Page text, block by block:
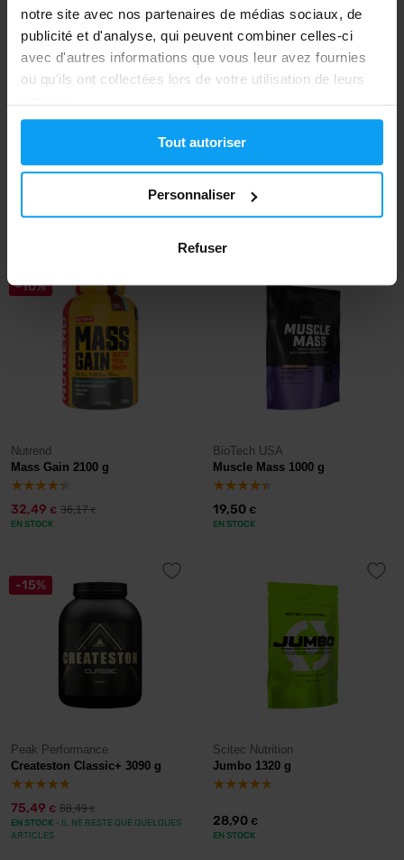
notre site avec nos partenaires de médias sociaux, de
publicité et d'analyse, qui peuvent combiner celles-ci
avec d'autres informations que vous leur avez fournies
ou qu'ils ont collectées lors de votre utilisation de leurs
Tout autoriser
Personnaliser
Refuser
Nutrend
14,79 €
- IL NE RESTE QUE QUELQUES
-10%
Nutrend
Mass Gain 2100 g
32,49 € 36,17€
EN STOCK
BioTech USA
Muscle Mass 1000 g
19,50 €
EN STOCK
-15%
Peak Performance
Createston Classic+ 3090 g
75,49 € 88,49€
EN STOCK - IL NE RESTE QUE QUELQUES
ARTICLES
Scitec Nutrition
Jumbo 1320 g
28,90 €
EN STOCK